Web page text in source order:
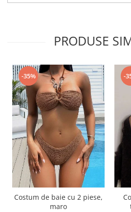
PRODUSE
-35%
Costum de baie cu 2 piese,
maro
-